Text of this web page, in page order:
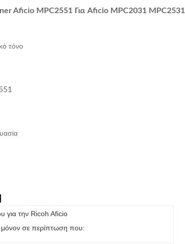
Aficio MPC2551 Για Aficio MPC2031 MPC2531
τόνο
για την Ricoh Aficio
μόνον σε περίπτωση που: